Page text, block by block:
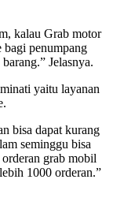
kalau Grab motor
penumpang
Jelasnya.
yaitu layanan
bisa dapat kurang
seminggu bisa
grab mobil
1000 orderan.”